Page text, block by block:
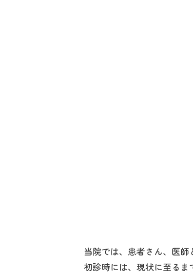
当院では、患者さん、医師
初診時には、現状に至る